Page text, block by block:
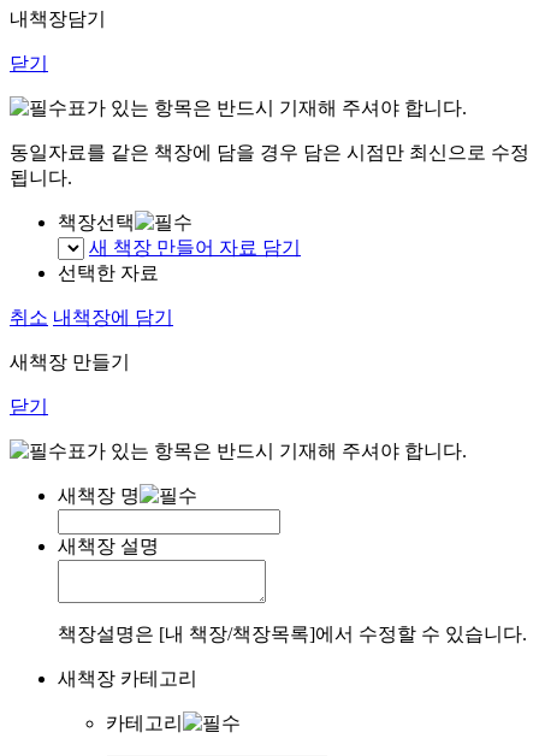
내책장담기
닫기
표가 있는 항목은 반드시 기재해 주셔야 합니다.
동일자료를 같은 책장에 담을 경우 담은 시점만 최신으로 수정
됩니다.
책장선택
새 책장 만들어 자료 담기
선택한 자료
취소 내책장에 담기
새책장 만들기
닫기
표가 있는 항목은 반드시 기재해 주셔야 합니다.
새책장 명
새책장 설명
책장설명은 [내 책장/책장목록]에서 수정할 수 있습니다.
새책장 카테고리
카테고리